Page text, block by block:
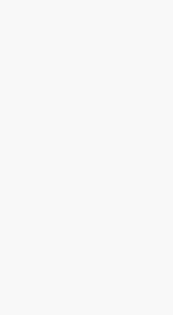
ou votre
et investis.
savoir plus !